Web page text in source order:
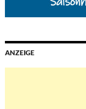
ANZEIGE